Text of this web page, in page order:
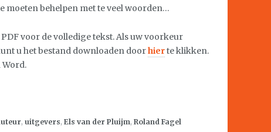
moeten behelpen met te veel woorden…
voor de volledige tekst. Als uw voorkeur
u het bestand downloaden doorhierte klikken.
Word.
, uitgevers, Els van der Pluijm, Roland Fagel